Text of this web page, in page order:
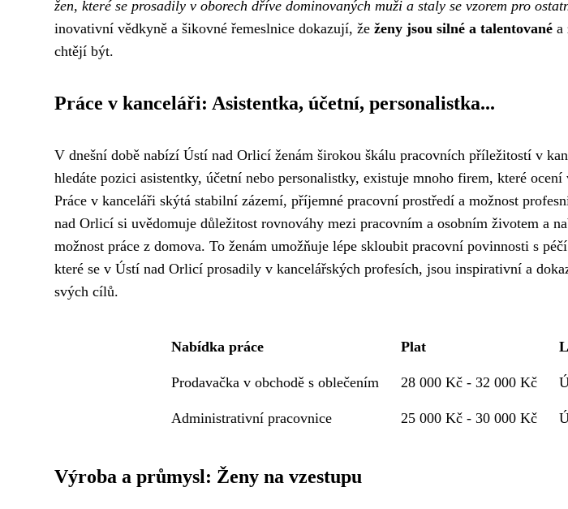
žen, které se prosadily v oborech dříve dominovaných muži a staly se vzorem pro
inovativní vědkyně a šikovné řemeslnice dokazují, že ženy jsou silné a talentované a
chtějí být.
Práce v kanceláři: Asistentka, účetní, personalistka...
V dnešní době nabízí Ústí nad Orlicí ženám širokou škálu pracovních příležitostí v
hledáte pozici asistentky, účetní nebo personalistky, existuje mnoho firem, které ocení
Práce v kanceláři skýtá stabilní zázemí, příjemné pracovní prostředí a možnost
nad Orlicí si uvědomuje důležitost rovnováhy mezi pracovním a osobním životem a
možnost práce z domova. To ženám umožňuje lépe skloubit pracovní povinnosti s
které se v Ústí nad Orlicí prosadily v kancelářských profesích, jsou inspirativní a
svých cílů.
Nabídka práce Plat
Prodavačka v obchodě s oblečením 28 000 Kč - 32 000 Kč
Administrativní pracovnice 25 000 Kč - 30 000 Kč
Výroba a průmysl: Ženy na vzestupu